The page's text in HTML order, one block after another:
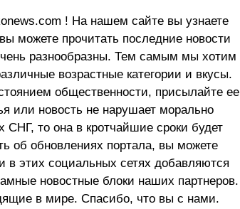
! На нашем сайте вы узнаете
можете прочитать последние новости
разнообразны. Тем самым мы хотим
возрастные категории и вкусы.
общественности, присылайте ее
или новость не нарушает морально
СНГ, то она в кротчайшие сроки будет
об обновлениях портала, вы можете
в этих социальных сетях добавляются
новостные блоки наших партнеров.
в мире. Спасибо, что вы с нами.